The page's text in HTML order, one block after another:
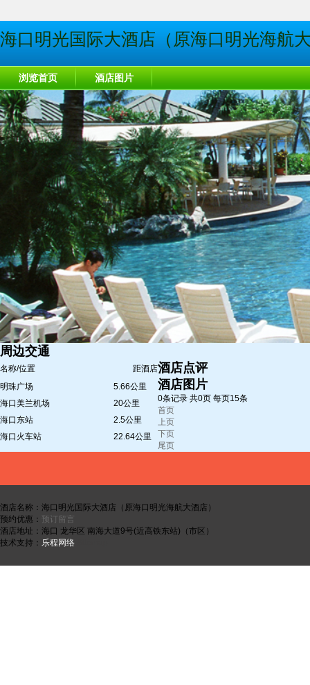
海口明光国际大酒店（原海口明光海航
浏览首页 酒店图片
周边交通
名称/位置
距酒店
明珠广场
5.66公里
海口美兰机场
20公里
海口东站
2.5公里
海口火车站
22.64公里
酒店点评
酒店图片
0条记录 共0页 每页15条
首页
上页
下页
尾页
酒店名称：海口明光国际大酒店（原海口明光海航大酒店）
预约优惠： 预订留言
酒店地址：海口 龙华区 南海大道9号(近高铁东站)（市区）
技术支持： 乐程网络